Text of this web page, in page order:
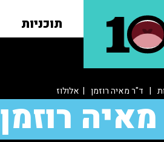
תוכניות
| ד"ר מאיה רוזמן | אלולוז
רוזמן